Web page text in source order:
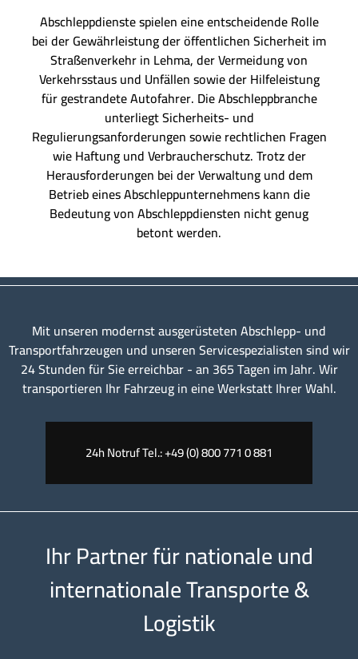
Abschleppdienste spielen eine entscheidende Rolle
bei der Gewährleistung der öffentlichen Sicherheit im
Straßenverkehr in Lehma, der Vermeidung von
Verkehrsstaus und Unfällen sowie der Hilfeleistung
für gestrandete Autofahrer. Die Abschleppbranche
unterliegt Sicherheits- und
Regulierungsanforderungen sowie rechtlichen Fragen
wie Haftung und Verbraucherschutz. Trotz der
Herausforderungen bei der Verwaltung und dem
Betrieb eines Abschleppunternehmens kann die
Bedeutung von Abschleppdiensten nicht genug
betont werden.
Mit unseren modernst ausgerüsteten Abschlepp- und
Transportfahrzeugen und unseren Servicespezialisten sind wir
24 Stunden für Sie erreichbar - an 365 Tagen im Jahr. Wir
transportieren Ihr Fahrzeug in eine Werkstatt Ihrer Wahl.
24h Notruf Tel.: +49 (0) 800 771 0 881
Ihr Partner für nationale und
internationale Transporte &
Logistik